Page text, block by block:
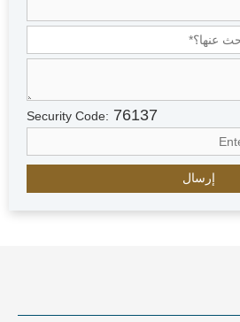
Security Code: 76137